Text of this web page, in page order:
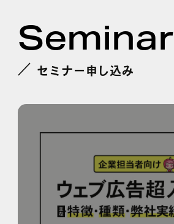
事例紹介
お役立ち情報
会社情報
Seminar
セミナー申し込み